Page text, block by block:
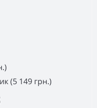
(5 149 грн.)